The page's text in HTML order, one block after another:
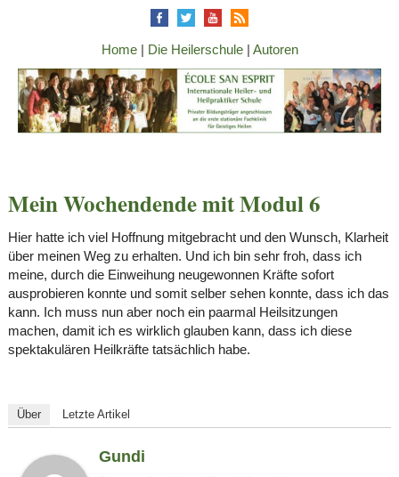
Home| Die Heilerschule| Autoren
Mein Wochendende mit Modul 6
Hier hatte ich viel Hoffnung mitgebracht und den Wunsch, Klarheit
über meinen Weg zu erhalten. Und ich bin sehr froh, dass ich
meine, durch die Einweihung neugewonnen Kräfte sofort
ausprobieren konnte und somit selber sehen konnte, dass ich das
kann. Ich muss nun aber noch ein paarmal Heilsitzungen
machen, damit ich es wirklich glauben kann, dass ich diese
spektakulären Heilkräfte tatsächlich habe.
Über Letzte Artikel
Gundi